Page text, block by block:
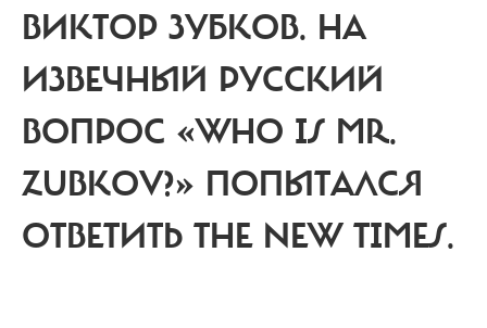
ВИКТОР ЗУБКОВ. НА
ИЗВЕЧНЫЙ РУССКИЙ
ВОПРОС «WHO IS MR.
ZUBKOV?» ПОПЫТАЛСЯ
ОТВЕТИТЬ THE NEW TIMES.